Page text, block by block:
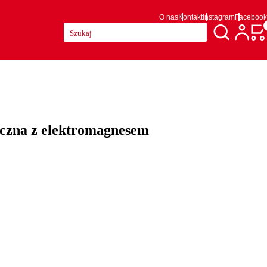
O nasKontaktInstagramFacebook
z elektromagnesem